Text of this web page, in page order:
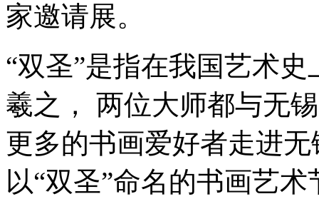
家邀请展。
“双圣”是指在我国艺术
羲之， 两位大师都与无
更多的书画爱好者走进
以“双圣”命名的书画艺